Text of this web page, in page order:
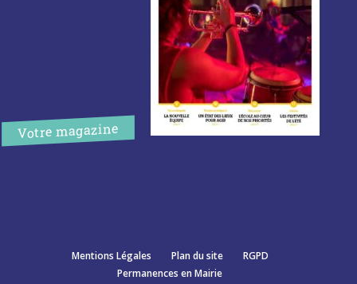
Votre magazine
Mentions Légales Plan du site
RGPD
Permanences en Mairie